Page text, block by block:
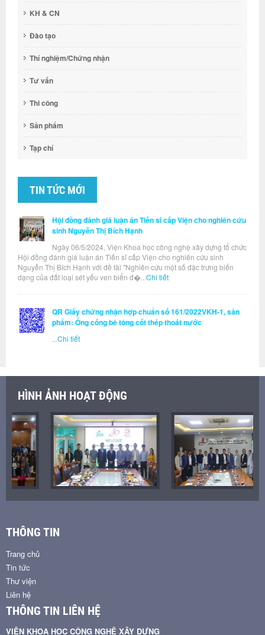
KH & CN
Đào tạo
Thí nghiệm/Chứng nhận
Tư vấn
Thi công
Sản phẩm
Tạp chí
TIN TỨC MỚI
Hội đồng đánh giá luận án Tiến sĩ cấp Viện cho nghiên cứu
sinh Nguyễn Thị Bích Hạnh
Ngày 06/5/2024, Viện Khoa học công nghệ xây dựng tổ chức
Hội đồng đánh giá luận án Tiến sĩ cấp Viện cho nghiên cứu sinh
Nguyễn Thị Bích Hạnh với đề tài "Nghiên cứu một số đặc trưng biến
dạng của đất loại sét yếu ven biển đ�... Chi tiết
QR Giấy chứng nhận hợp chuẩn số 161/2022VKH-1, sản
phẩm: Ống cống bê tông cốt thép thoát nước
Chi tiết
HÌNH ẢNH HOẠT ĐỘNG
THÔNG TIN
Trang chủ
Tin tức
Thư viện
Liên hệ
THÔNG TIN LIÊN HỆ
VIỆN KHOA HỌC CÔNG NGHỆ XÂY DỰNG